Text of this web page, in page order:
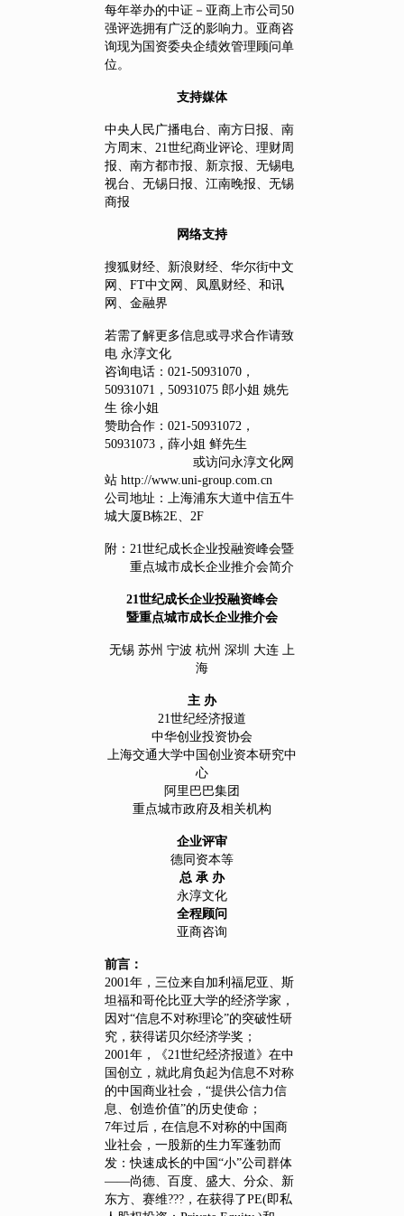
每年举办的中证－亚商上市公司50
强评选拥有广泛的影响力。亚商咨
询现为国资委央企绩效管理顾问单
位。
支持媒体
中央人民广播电台、南方日报、南
方周末、21世纪商业评论、理财周
报、南方都市报、新京报、无锡电
视台、无锡日报、江南晚报、无锡
商报
网络支持
搜狐财经、新浪财经、华尔街中文
网、FT中文网、凤凰财经、和讯
网、金融界
若需了解更多信息或寻求合作请致
电 永淳文化
咨询电话：021-50931070，
50931071，50931075 郎小姐 姚先
生 徐小姐
赞助合作：021-50931072，
50931073，薛小姐 鲜先生
或访问永淳文化网
站 http://www.uni-group.com.cn
公司地址：上海浦东大道中信五牛
城大厦B栋2E、2F
附：21世纪成长企业投融资峰会暨
重点城市成长企业推介会简介
21世纪成长企业投融资峰会
暨重点城市成长企业推介会
无锡 苏州 宁波 杭州 深圳 大连 上
海
主 办
21世纪经济报道
中华创业投资协会
上海交通大学中国创业资本研究中
心
阿里巴巴集团
重点城市政府及相关机构
企业评审
德同资本等
总 承 办
永淳文化
全程顾问
亚商咨询
前言：
2001年，三位来自加利福尼亚、斯
坦福和哥伦比亚大学的经济学家，
因对“信息不对称理论”的突破性研
究，获得诺贝尔经济学奖；
2001年，《21世纪经济报道》在中
国创立，就此肩负起为信息不对称
的中国商业社会，“提供公信力信
息、创造价值”的历史使命；
7年过后，在信息不对称的中国商
业社会，一股新的生力军蓬勃而
发：快速成长的中国“小”公司群体
——尚德、百度、盛大、分众、新
东方、赛维???，在获得了PE(即私